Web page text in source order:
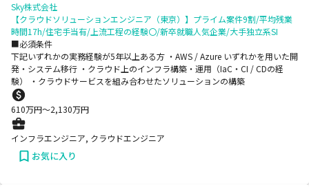
Sky株式会社
【クラウドソリューションエンジニア（東京）】プライム案件9割/平均残業
時間17h/住宅手当有/上流工程の経験〇/新卒就職人気企業/大手独立系SI
■必須条件
下記いずれかの実務経験が5年以上ある方 ・AWS / Azure いずれかを用いた開
発・システム移行 ・クラウド上のインフラ構築・運用（IaC・CI / CDの経
験） ・クラウドサービスを組み合わせたソリューションの構築
610万円〜2,130万円
インフラエンジニア, クラウドエンジニア
お気に入り